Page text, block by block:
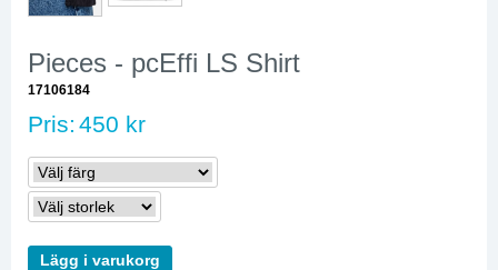
Pieces - pcEffi LS Shirt
17106184
Pris: 450 kr
Lägg i varukorg